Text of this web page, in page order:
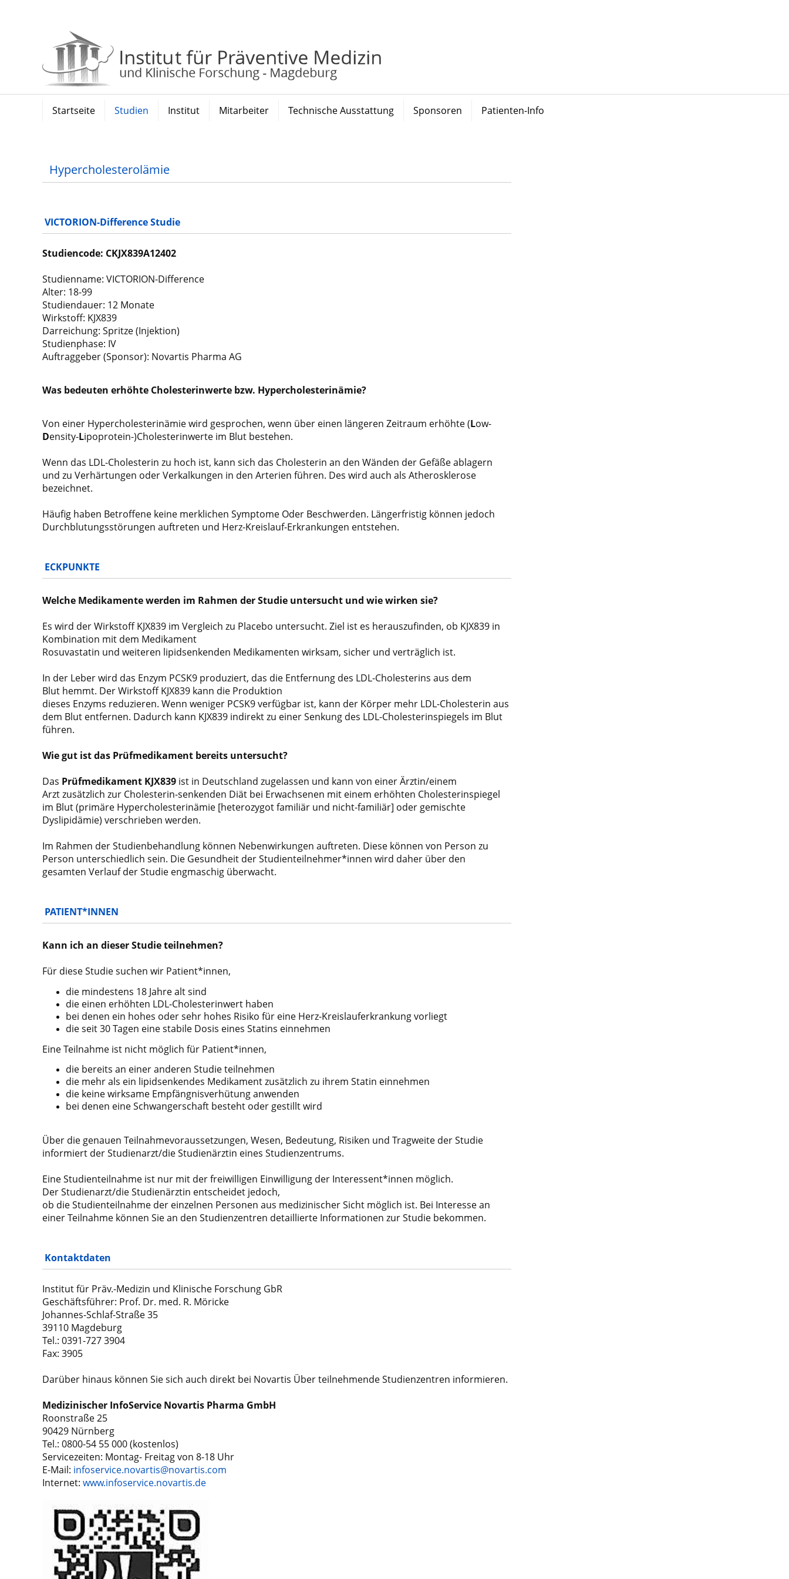
Startseite Studien Institut Mitarbeiter Technische Ausstattung Sponsoren Patienten-Info
Hypercholesterolämie
VICTORION-Difference Studie
Studiencode: CKJX839A12402
Studienname: VICTORION-Difference
Alter: 18-99
Studiendauer: 12 Monate
Wirkstoff: KJX839
Darreichung: Spritze (Injektion)
Studienphase: IV
Auftraggeber (Sponsor): Novartis Pharma AG
Was bedeuten erhöhte Cholesterinwerte bzw. Hypercholesterinämie?
Von einer Hypercholesterinämie wird gesprochen, wenn über einen längeren Zeitraum erhöhte(Low-
Density-Lipoprotein-)Cholesterinwerte im Blut bestehen.
Wenn das LDL-Cholesterin zu hoch ist, kann sich das Cholesterin an den Wänden der Gefäßeablagern
und zu Verhärtungen oder Verkalkungen in den Arterien führen. Des wird auch als Atherosklerose
bezeichnet.
Häufig haben Betroffene keine merklichen Symptome Oder Beschwerden. Längerfristig können jedoch
Durchblutungsstörungen auftreten und Herz-Kreislauf-Erkrankungen entstehen.
ECKPUNKTE
Welche Medikamente werden im Rahmen der Studie untersucht und wie wirken sie?
Es wird der Wirkstoff KJX839 im Vergleich zu Placebo untersucht. Ziel ist es herauszufinden, ob KJX839 in
Kombination mit dem Medikament
Rosuvastatin und weiteren lipidsenkenden Medikamenten wirksam, sicher und verträglich ist.
In der Leber wird das Enzym PCSK9 produziert, das die Entfernung des LDL-Cholesterins aus dem
Blut hemmt. Der Wirkstoff KJX839 kann die Produktion
dieses Enzyms reduzieren. Wenn weniger PCSK9verfügbar ist, kann der Körper mehr LDL-Cholesterin aus
dem Blut entfernen. Dadurch kann KJX839 indirekt zu einer Senkung des LDL-Cholesterinspiegels im Blut
führen.
Wie gut ist das Prüfmedikament bereits untersucht?
Das Prüfmedikament KJX839 ist in Deutschland zugelassen und kann von einer Ärztin/einem
Arztzusätzlich zur Cholesterin-senkenden Diät bei Erwachsenen mit einem erhöhten Cholesterinspiegel
im Blut (primäre Hypercholesterinämie [heterozygot familiär und nicht-familiär] odergemischte
Dyslipidämie) verschrieben werden.
Im Rahmen der Studienbehandlung können Nebenwirkungen auftreten. Diese können von Person zu
Person unterschiedlich sein. Die Gesundheit der Studienteilnehmer*innen wird daher über den
gesamten Verlauf der Studie engmaschig überwacht.
PATIENT*INNEN
Kann ich an dieser Studie teilnehmen?
Für diese Studie suchen wir Patient*innen,
die mindestens 18 Jahre alt sind
die einen erhöhten LDL-Cholesterinwert haben
bei denen ein hohes oder sehr hohes Risiko für eine Herz-Kreislauferkrankung vorliegt
die seit 30 Tagen eine stabile Dosis eines Statins einnehmen
Eine Teilnahme ist nicht möglich für Patient*innen,
die bereits an einer anderen Studie teilnehmen
die mehr als ein lipidsenkendes Medikamentzusätzlich zu ihrem Statin einnehmen
die keine wirksame Empfängnisverhütunganwenden
bei denen eine Schwangerschaft besteht odergestillt wird
Über die genauen Teilnahmevoraussetzungen, Wesen, Bedeutung, Risiken und Tragweite derStudie
informiert der Studienarzt/die Studienärztin eines Studienzentrums.
Eine Studienteilnahme ist nur mit der freiwilligen Einwilligung der Interessent*innen möglich.
DerStudienarzt/die Studienärztin entscheidet jedoch,
ob die Studienteilnahme der einzelnen Personen aus medizinischer Sicht möglich ist. Bei Interesse an
einer Teilnahme können Sie an den Studienzentren detaillierte Informationen zurStudie bekommen.
Kontaktdaten
Institut für Präv.-Medizin und Klinische Forschung GbR
Geschäftsführer: Prof. Dr. med. R. Möricke
Johannes-Schlaf-Straße 35
39110 Magdeburg
Tel.: 0391-727 3904
Fax: 3905
Darüber hinaus können Sie sich auch direkt bei Novartis Über teilnehmende Studienzentren informieren.
Medizinischer InfoService Novartis Pharma GmbH
Roonstraße 25
90429 Nürnberg
Tel.: 0800-54 55 000 (kostenlos)
Servicezeiten: Montag- Freitag von 8-18 Uhr
E-Mail: infoservice.novartis@novartis.com
Internet: www.infoservice.novartis.de